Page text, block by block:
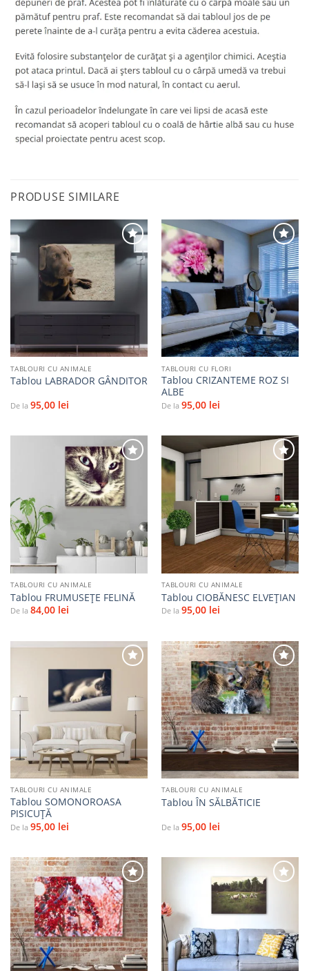
PRODUSE SIMILARE
Adaugă
favorite
TABLOURI CU ANIMALE
Tablou LABRADOR GÂNDITOR
De la 95,00 lei
Adaugă
la
favorite
TABLOURI CU FLORI
Tablou CRIZANTEME ROZ SI
ALBE
De la 95,00 lei
Adaugă
la
TABLOURI CU ANIMALE
Tablou FRUMUSEȚE FELINĂ
De la 84,00 lei
Adaugă
la
favorite
TABLOURI CU ANIMALE
Tablou CIOBĂNESC ELVEȚIAN
De la 95,00 lei
Adaugă
la
favorite
TABLOURI CU ANIMALE
Tablou SOMONOROASA
PISICUȚĂ
De la 95,00 lei
Adaugă
la
favorite
TABLOURI CU ANIMALE
Tablou ÎN SĂLBĂTICIE
De la 95,00 lei
Adaugă
la
favorite
Adaugă
favorite